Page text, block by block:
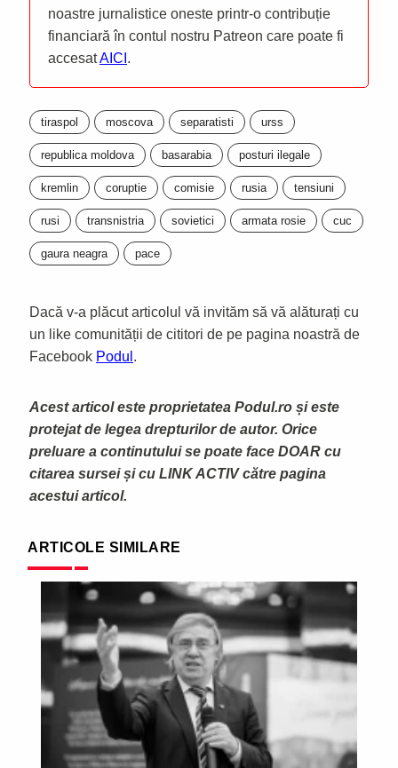
noastre jurnalistice oneste printr-o contribuție
financiară în contul nostru Patreon care poate fi
accesatAICI .
tiraspol moscova separatisti urss
republica moldova basarabia posturi ilegale
kremlin coruptie comisie rusia tensiuni
rusi transnistria sovietici armata rosie cuc
gaura neagra pace
Dacă v-a plăcut articolul vă invităm să vă alăturați cu
un like comunității de cititori de pe pagina noastră de
Facebook Podul .
Acest articol este proprietatea Podul.ro și este
protejat de legea drepturilor de autor. Orice
preluare a continutului se poate face DOAR cu
citarea sursei și cu LINK ACTIV către pagina
acestui articol.
ARTICOLE SIMILARE